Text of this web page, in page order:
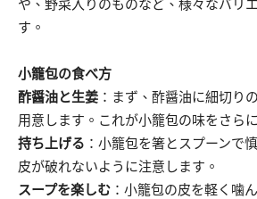
や、野菜入りのものなど、様々なバリ
す。
小籠包の食べ方
酢醤油と生姜 ：まず、酢醤油に細切り
用意します。これが小籠包の味をさら
持ち上げる ：小籠包を箸とスプーンで
皮が破れないように注意します。
スープを楽しむ ：小籠包の皮を軽く噛